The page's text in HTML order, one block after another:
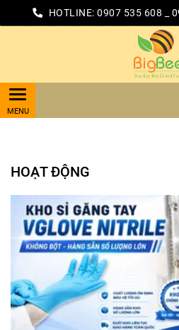
HOTLINE: 0907 535 608 _
HOẠT ĐỘNG